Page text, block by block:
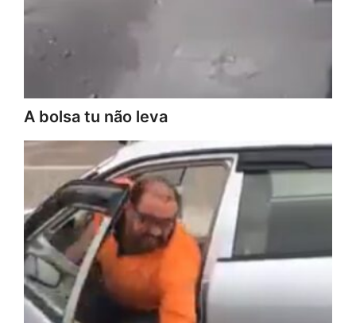
A bolsa tu não leva